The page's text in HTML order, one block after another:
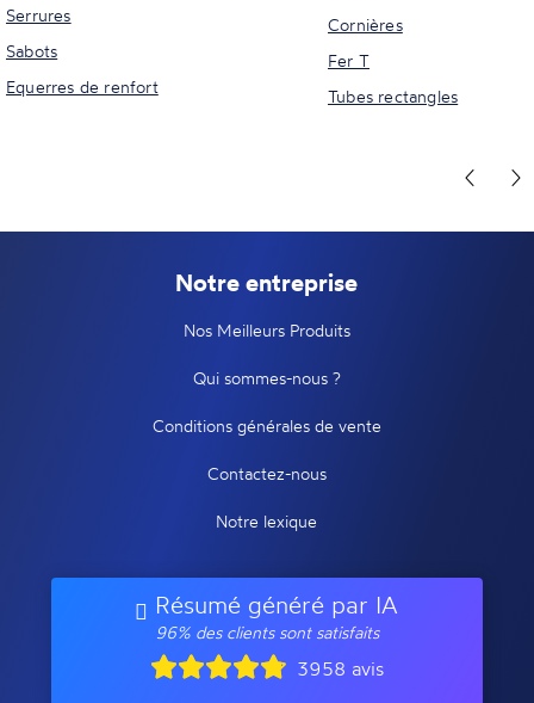
Serrures
Sabots
Equerres de renfort
Cornières
Fer T
Tubes rectangles
Notre entreprise
Nos Meilleurs Produits
Qui sommes-nous ?
Conditions générales de vente
Contactez-nous
Notre lexique
Résumé généré par IA
96% des clients sont satisfaits
3958 avis